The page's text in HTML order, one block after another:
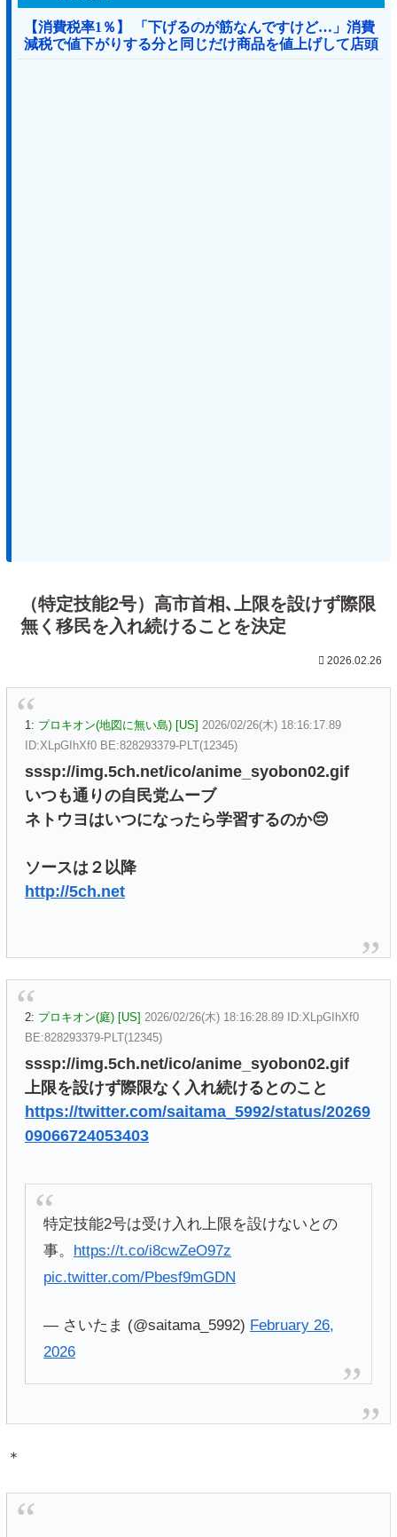
【消費税率1％】 「下げるのが筋なんですけど…」消費
減税で値下がりする分と同じだけ商品を値上げして店頭
価格を変えない店も
（特定技能2号）高市首相､上限を設けず際限
無く移民を入れ続けることを決定
2026.02.26
1: プロキオン(地図に無い島) [US] 2026/02/26(木) 18:16:17.89
ID:XLpGIhXf0 BE:828293379-PLT(12345)
sssp://img.5ch.net/ico/anime_syobon02.gif
いつも通りの自民党ムーブ
ネトウヨはいつになったら学習するのか😔
ソースは２以降
http://5ch.net
2: プロキオン(庭) [US] 2026/02/26(木) 18:16:28.89 ID:XLpGIhXf0
BE:828293379-PLT(12345)
sssp://img.5ch.net/ico/anime_syobon02.gif
上限を設けず際限なく入れ続けるとのこと
https://twitter.com/saitama_5992/status/20269
09066724053403
特定技能2号は受け入れ上限を設けないとの
事。 https://t.co/i8cwZeO97z
pic.twitter.com/Pbesf9mGDN
— さいたま (@saitama_5992) February 26,
2026
＊